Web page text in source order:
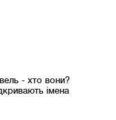
- хто вони?
імена